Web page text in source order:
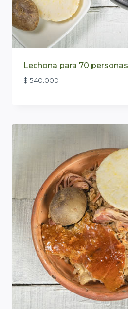
Lechona para 70 personas
$ 540.000